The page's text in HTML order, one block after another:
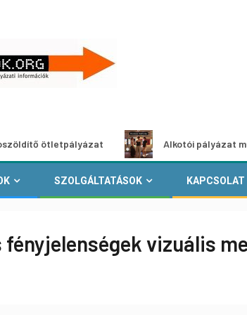
Alkotói pályázat
SZOLGÁLTATÁSOK KAPCSOLAT
fényjelenségek vizuális